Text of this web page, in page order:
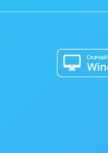
Интерьер,
Культурные
Каталог приложений
Разработчикам